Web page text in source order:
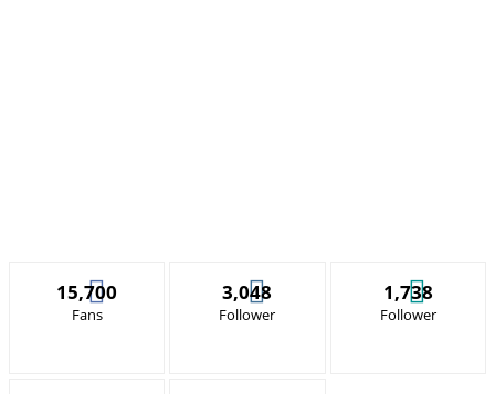
15,700
Fans
3,048
Follower
1,738
Follower